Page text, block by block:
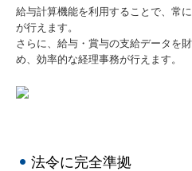
給与計算機能を利用することで、常
が行えます。
さらに、給与・賞与の支給データを
め、効率的な経理事務が行えます。
法令に完全準拠